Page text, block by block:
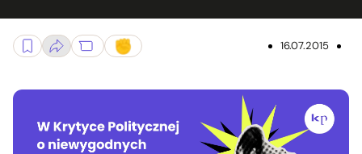
16.07.2015